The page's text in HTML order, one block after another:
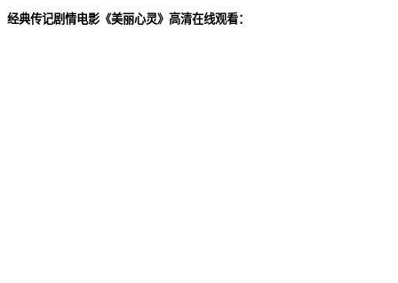
经典传记剧情电影《美丽心灵》高清在线观看：